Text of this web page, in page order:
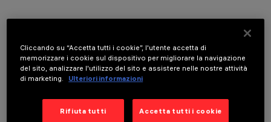
DATI TECNICI
ULTIMO AGGIORNAMENTO: 01/08/2026
Cliccando su “Accetta tutti i cookie”, l'utente accetta di
memorizzare i cookie sul dispositivo per migliorare la navigazione
del sito, analizzare l'utilizzo del sito e assistere nelle nostre attività
di marketing.
Ulteriori informazioni
Rifiuta tutti Accetta tutti i cookie